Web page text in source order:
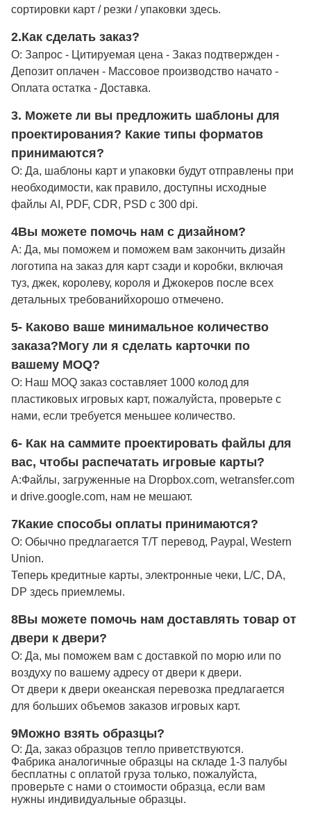
сортировки карт / резки / упаковки здесь.
2.Как сделать заказ?
О: Запрос - Цитируемая цена - Заказ подтвержден -
Депозит оплачен - Массовое производство начато -
Оплата остатка - Доставка.
3. Можете ли вы предложить шаблоны для
проектирования? Какие типы форматов
принимаются?
О: Да, шаблоны карт и упаковки будут отправлены при
необходимости, как правило, доступны исходные
файлы AI, PDF, CDR, PSD с 300 dpi.
4Вы можете помочь нам с дизайном?
A: Да, мы поможем и поможем вам закончить дизайн
логотипа на заказ для карт сзади и коробки, включая
туз, джек, королеву, короля и Джокеров после всех
детальных требованийхорошо отмечено.
5- Каково ваше минимальное количество
заказа?Могу ли я сделать карточки по
вашему MOQ?
О: Наш MOQ заказ составляет 1000 колод для
пластиковых игровых карт, пожалуйста, проверьте с
нами, если требуется меньшее количество.
6- Как на саммите проектировать файлы для
вас, чтобы распечатать игровые карты?
А:Файлы, загруженные на Dropbox.com, wetransfer.com
и drive.google.com, нам не мешают.
7Какие способы оплаты принимаются?
О: Обычно предлагается T/T перевод, Paypal, Western
Union.
Теперь кредитные карты, электронные чеки, L/C, DA,
DP здесь приемлемы.
8Вы можете помочь нам доставлять товар от
двери к двери?
О: Да, мы поможем вам с доставкой по морю или по
воздуху по вашему адресу от двери к двери.
От двери к двери океанская перевозка предлагается
для больших объемов заказов игровых карт.
9Можно взять образцы?
О: Да, заказ образцов тепло приветствуются.
Фабрика аналогичные образцы на складе 1-3 палубы
бесплатны с оплатой груза только, пожалуйста,
проверьте с нами о стоимости образца, если вам
нужны индивидуальные образцы.